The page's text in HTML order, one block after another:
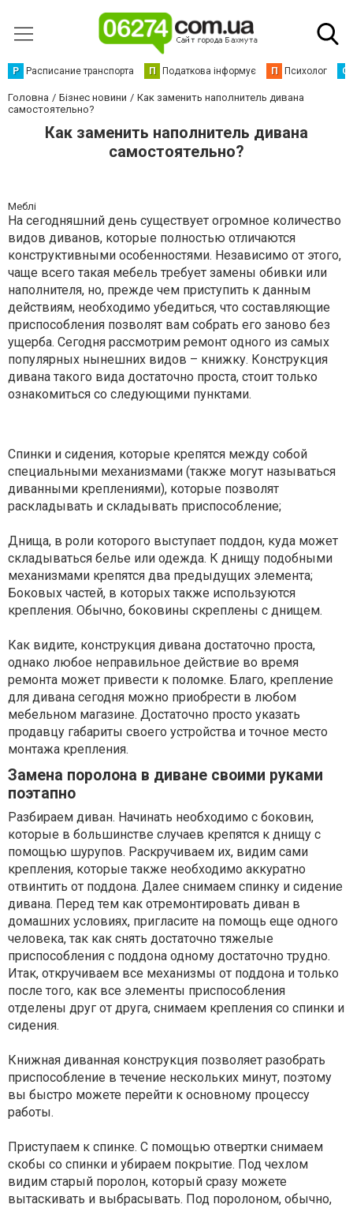
Р Расписание транспорта П Податкова інформує П Психолог С
Головна Бізнес новини
Как заменить наполнитель дивана
самостоятельно?
Как заменить наполнитель дивана
самостоятельно?
Меблі
На сегодняшний день существует огромное количество
видов диванов, которые полностью отличаются
конструктивными особенностями. Независимо от этого,
чаще всего такая мебель требует замены обивки или
наполнителя, но, прежде чем приступить к данным
действиям, необходимо убедиться, что составляющие
приспособления позволят вам собрать его заново без
ущерба. Сегодня рассмотрим ремонт одного из самых
популярных нынешних видов – книжку. Конструкция
дивана такого вида достаточно проста, стоит только
ознакомиться со следующими пунктами.
Спинки и сидения, которые крепятся между собой
специальными механизмами (также могут называться
диванными креплениями), которые позволят
раскладывать и складывать приспособление;
Днища, в роли которого выступает поддон, куда может
складываться белье или одежда. К днищу подобными
механизмами крепятся два предыдущих элемента;
Боковых частей, в которых также используются
крепления. Обычно, боковины скреплены с днищем.
Как видите, конструкция дивана достаточно проста,
однако любое неправильное действие во время
ремонта может привести к поломке. Благо, крепление
для дивана сегодня можно приобрести в любом
мебельном магазине. Достаточно просто указать
продавцу габариты своего устройства и точное место
монтажа крепления.
Замена поролона в диване своими руками
поэтапно
Разбираем диван. Начинать необходимо с боковин,
которые в большинстве случаев крепятся к днищу с
помощью шурупов. Раскручиваем их, видим сами
крепления, которые также необходимо аккуратно
отвинтить от поддона. Далее снимаем спинку и сидение
дивана. Перед тем как отремонтировать диван в
домашних условиях, пригласите на помощь еще одного
человека, так как снять достаточно тяжелые
приспособления с поддона одному достаточно трудно.
Итак, откручиваем все механизмы от поддона и только
после того, как все элементы приспособления
отделены друг от друга, снимаем крепления со спинки и
сидения.
Книжная диванная конструкция позволяет разобрать
приспособление в течение нескольких минут, поэтому
вы быстро можете перейти к основному процессу
работы.
Приступаем к спинке. С помощью отвертки снимаем
скобы со спинки и убираем покрытие. Под чехлом
видим старый поролон, который сразу можете
вытаскивать и выбрасывать. Под поролоном, обычно,